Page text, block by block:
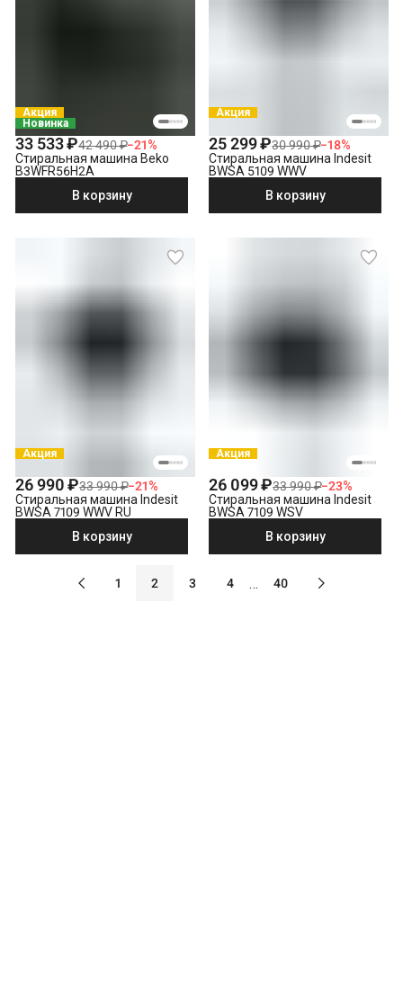
Акция
Новинка
33 533 ₽42 490 ₽−21%
Стиральная машина Beko
B3WFR56H2A
В корзину
Акция
25 299 ₽30 990 ₽−18%
Стиральная машина Indesit
BWSA 5109 WWV
В корзину
Акция
26 990 ₽33 990 ₽−21%
Стиральная машина Indesit
BWSA 7109 WWV RU
В корзину
Акция
26 099 ₽33 990 ₽−23%
Стиральная машина Indesit
BWSA 7109 WSV
В корзину
1 2 3 4 … 40